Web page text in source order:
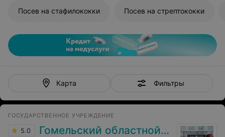
Посев на стафилококки Посев на стрептококки
Карта Фильтры
ГОСУДАРСТВЕННОЕ УЧРЕЖДЕНИЕ
5.0 Гомельский областной ЦГЭ и ОЗ